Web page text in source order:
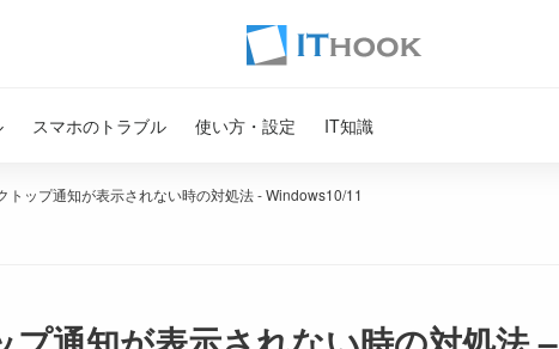
スマホのトラブル 使い方・設定 IT知識
トップ通知が表示されない時の対処法 - Windows10/11